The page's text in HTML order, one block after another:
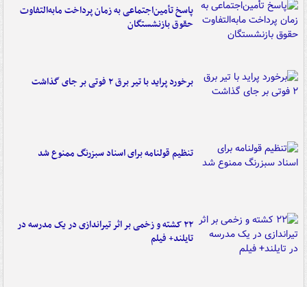
پاسخ تأمین‌اجتماعی به زمان پرداخت مابه‌التفاوت
حقوق بازنشستگان
برخورد پراید با تیر برق ۲ فوتی بر جای گذاشت
تنظیم قولنامه برای اسناد سبزرنگ ممنوع شد
۲۲ کشته و زخمی بر اثر تیراندازی در یک مدرسه در
تایلند+ فیلم